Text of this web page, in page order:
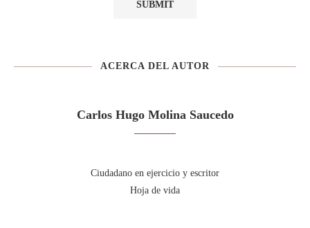
ACERCA DEL AUTOR
Carlos Hugo Molina Saucedo
Ciudadano en ejercicio y escritor
Hoja de vida